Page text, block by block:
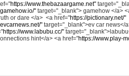
https://www.thebazaargame.net"
" target="_blank"> gamehow </a>
or dare </a> <a href="https://pictionary.net/"
" target="_blank">ev car news</
https://www.labubu.cc/"
hint</a> <a href="https://www.play-